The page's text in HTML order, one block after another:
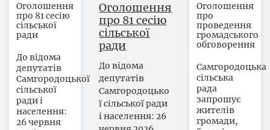
Оголошення
про 81 сесію
сільської
ради
До відома
депутатів
Самгородоцької
сільської
ради і
населення:
26 червня
Оголошення
про 81 сесію
сільської
ради
До відома
депутатів
Самгородоцько
ї сільської ради
і населення: 26
Оголошення
про
проведення
громадського
обговорення
Самгородоцька
сільська
рада
запрошує
жителів
громади,